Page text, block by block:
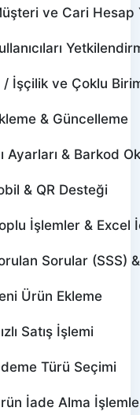
ve Cari Hesap
İşçilik ve Çoklu
& Güncelleme
Ayarları & Barkod
& QR Desteği
İşlemler & Excel
Sorular (SSS)
Ürün Ekleme
Satış İşlemi
Türü Seçimi
İade Alma